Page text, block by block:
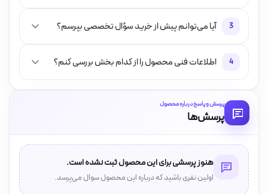
3 آیا می‌توانم پیش از خرید سؤال تخصصی بپرسم؟
4 اطلاعات فنی محصول را از کدام بخش بررسی کنم؟
پرسش و پاسخ درباره محصول
پرسش‌ها
هنوز پرسشی برای این محصول ثبت نشده است.
اولین نفری باشید که درباره این محصول سوال می‌پرسد.